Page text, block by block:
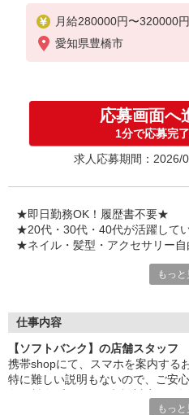
月給280000円〜320000
※残業代支給
★交通費別途支給（規定あ
入社祝い金10万円支給(規
お友達を紹介頂くと,
インセンティブ支給(規定
゜・。○。・゜+゜・。○
愛知県豊橋市
応募画面へ
1分で応募完
求人応募期間：2026/
★即日勤務OK！履歴書不要★
★20代・30代・40代が活躍して
★ネイル・髪型・アクセサリー自
各キャリアの新機種が特別価格で
特別割引価格でご利用可能☆
お得に過ごしたいあなたの味方で
【選べるお仕事いろいろ】
もっと
仕事内容
【ソフトバンク】の店舗スタッフ
携帯shopにて、スマホを案内する
特に難しい説明もないので、ご安
もっと